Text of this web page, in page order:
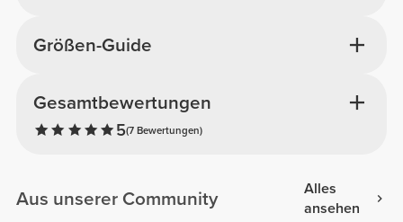
Gesamtbewertungen
5(7 Bewertungen)
Größen-Guide
Aus unserer Community
Alles
ansehen